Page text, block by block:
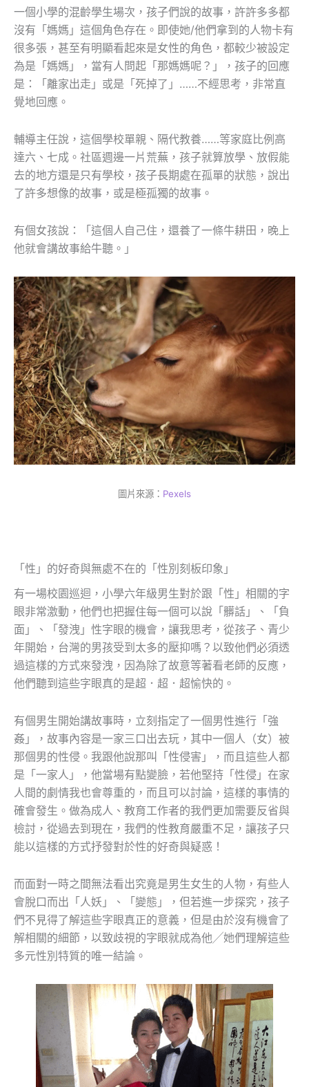
一個小學的混齡學生場次，孩子們說的故事，許許多多都
沒有「媽媽」這個角色存在。即使她/他們拿到的人物卡有
很多張，甚至有明顯看起來是女性的角色，都較少被設定
為是「媽媽」，當有人問起「那媽媽呢？」，孩子的回應
是：「離家出走」或是「死掉了」……不經思考，非常直
覺地回應。
輔導主任說，這個學校單親、隔代教養……等家庭比例高
達六、七成。社區週邊一片荒蕪，孩子就算放學、放假能
去的地方還是只有學校，孩子長期處在孤單的狀態，說出
了許多想像的故事，或是極孤獨的故事。
有個女孩說：「這個人自己住，還養了一條牛耕田，晚上
他就會講故事給牛聽。」
圖片來源： Pexels
「性」的好奇與無處不在的「性別刻板印象」
有一場校園巡迴，小學六年級男生對於跟「性」相關的字
眼非常激動，他們也把握住每一個可以說「髒話」、「負
面」、「發洩」性字眼的機會，讓我思考，從孩子、青少
年開始，台灣的男孩受到太多的壓抑嗎？以致他們必須透
過這樣的方式來發洩，因為除了故意等著看老師的反應，
他們聽到這些字眼真的是超．超．超愉快的。
有個男生開始講故事時，立刻指定了一個男性進行「強
姦」，故事內容是一家三口出去玩，其中一個人（女）被
那個男的性侵。我跟他說那叫「性侵害」，而且這些人都
是「一家人」，他當場有點變臉，若他堅持「性侵」在家
人間的劇情我也會尊重的，而且可以討論，這樣的事情的
確會發生。做為成人、教育工作者的我們更加需要反省與
檢討，從過去到現在，我們的性教育嚴重不足，讓孩子只
能以這樣的方式抒發對於性的好奇與疑惑！
而面對一時之間無法看出究竟是男生女生的人物，有些人
會脫口而出「人妖」、「變態」，但若進一步探究，孩子
們不見得了解這些字眼真正的意義，但是由於沒有機會了
解相關的細節，以致歧視的字眼就成為他╱她們理解這些
多元性別特質的唯一結論。